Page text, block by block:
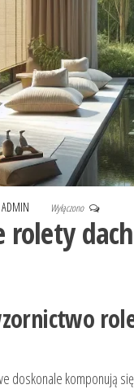
ADMIN Wyłączono
doskonale komponują